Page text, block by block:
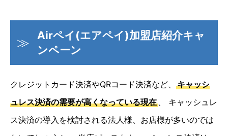
Airペイ(エアペイ)加盟店紹介キャ
ンペーン
クレジットカード決済やQRコード決済など、
キャッシ
ュレス決済の需要が高くなっている現在 、 キャッシュレ
ス決済の導入を検討される法人様、お店様が多いのでは